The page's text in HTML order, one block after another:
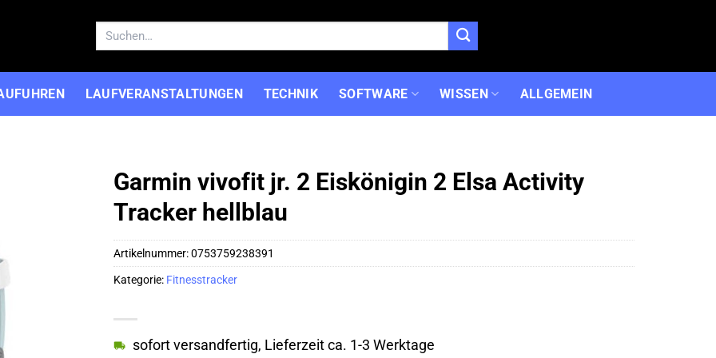
Suchen
LAUFVERANSTALTUNGEN TECHNIK SOFTWARE WISSEN ALLGEMEIN
Garmin vivofit jr. 2 Eiskönigin 2 Elsa Activity
Tracker hellblau
sofort versandfertig, Lieferzeit ca. 1-3 Werktage
Artikelnummer:0753759238391
Kategorie: Fitnesstracker